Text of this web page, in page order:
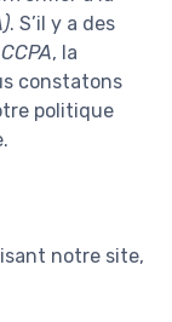
. S’il y a des
CCPA, la
constatons
politique
notre site,